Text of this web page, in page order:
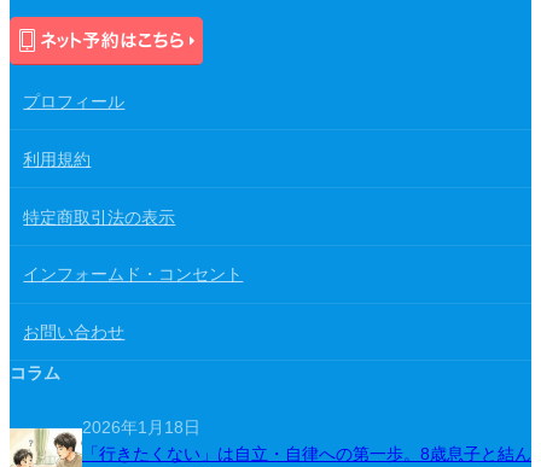
プロフィール
利用規約
特定商取引法の表示
インフォームド・コンセント
お問い合わせ
コラム
2026年1月18日
「行きたくない」は自立・自律への第一歩。8歳息子と結ん